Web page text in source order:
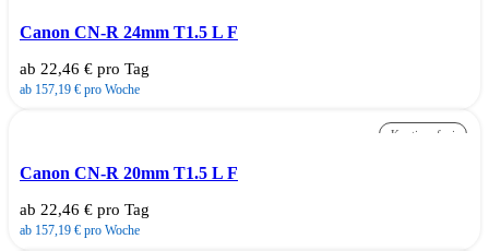
Canon CN-R 24mm T1.5 L F
ab 22,46 € pro Tag
ab 157,19 € pro Woche
Kautionsfrei
Canon CN-R 20mm T1.5 L F
ab 22,46 € pro Tag
ab 157,19 € pro Woche